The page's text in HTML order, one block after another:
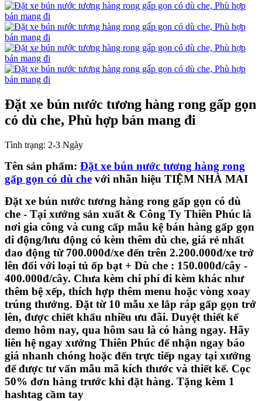
Đặt xe bún nước tương hàng rong gấp gọn
có dù che, Phù hợp bán mang đi
Tình trạng: 2-3 Ngày
Tên sản phẩm: Đặt xe bún nước tương hàng rong
gấp gọn có dù che với nhãn hiệu TIỆM NHÀ MAI
Đặt xe bún nước tương hàng rong gấp gọn có dù
che - Tại xưởng sản xuất & Công Ty Thiên Phúc là
nơi gia công và cung cấp mẫu kệ bán hàng gấp gọn
di động/lưu động có kèm thêm dù che, giá rẻ nhất
dao động từ 700.000đ/xe đến trên 2.200.000đ/xe trở
lên đối với loại tủ ốp bạt + Dù che : 150.000đ/cây -
400.000đ/cây. Chưa kèm chi phí đi kèm khác như
thêm bệ xếp, thích hợp thêm menu hoặc vòng xoay
trúng thưởng. Đặt từ 10 mẫu xe lắp ráp gấp gọn trở
lên, được chiết khấu nhiều ưu đãi. Duyệt thiết kế
demo hôm nay, qua hôm sau là có hàng ngay. Hãy
liên hệ ngay xưởng Thiên Phúc để nhận ngay báo
giá nhanh chóng hoặc đến trực tiếp ngay tại xưởng
để được tư vấn mẫu mã kích thước và thiết kế. Cọc
50% đơn hàng trước khi đặt hàng. Tặng kèm 1
hashtag cầm tay